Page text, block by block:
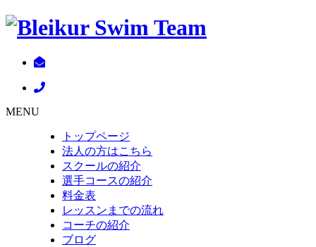
MENU
トップページ
法人の方はこちら
スクールの紹介
選手コースの紹介
料金表
レッスンまでの流れ
コーチの紹介
ブログ